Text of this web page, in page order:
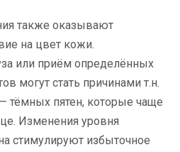
также оказывают
на цвет кожи.
или приём определённых
могут стать причинами т.н.
пятен, которые чаще
Изменения уровня
стимулируют избыточное